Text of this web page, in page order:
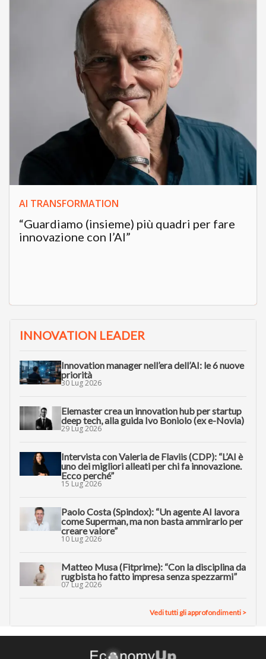
AI TRANSFORMATION
“Guardiamo (insieme) più quadri per fare
innovazione con l’AI”
INNOVATION LEADER
Innovation manager nell’era dell’AI: le 6 nuove
priorità
30 Lug 2026
Elemaster crea un innovation hub per startup
deep tech, alla guida Ivo Boniolo (ex e-Novia)
29 Lug 2026
Intervista con Valeria de Flaviis (CDP): “L’AI è
uno dei migliori alleati per chi fa innovazione.
Ecco perché”
15 Lug 2026
Paolo Costa (Spindox): “Un agente AI lavora
come Superman, ma non basta ammirarlo per
creare valore”
10 Lug 2026
Matteo Musa (Fitprime): “Con la disciplina da
rugbista ho fatto impresa senza spezzarmi”
07 Lug 2026
Vedi tutti gli approfondimenti >